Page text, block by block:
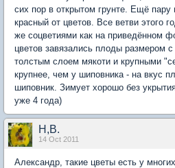
сих пор в открытом грунте. Ещё пару
красный от цветов. Все ветви этого
же соцветиями как на приведённом
цветов завязались плоды размером
толстым слоем мякоти и крупными
крупнее, чем у шиповника - на вкус
шиповник. Зимует хорошо без
уже 4 года)
Н,В.
14 Oct 2011
Александр, такие цветы есть у